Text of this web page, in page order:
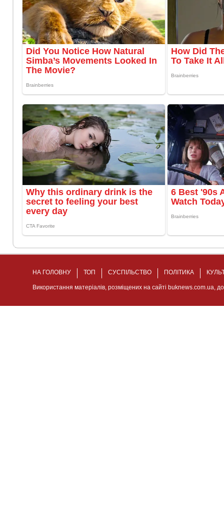
НА ГОЛОВНУ ТОП СУСПІЛЬСТВО ПОЛІТИКА
Використання матеріалів, розміщених на сайті buknews.com.ua,